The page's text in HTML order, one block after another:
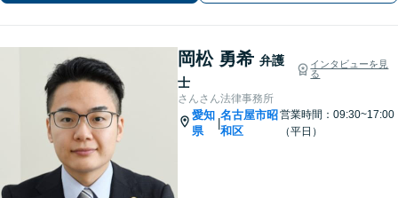
岡松 勇希 弁護
士
インタビューを見
る
さんさん法律事務所
愛知
県
名古屋市昭
和区
営業時間：09:30~17:00
（平日）